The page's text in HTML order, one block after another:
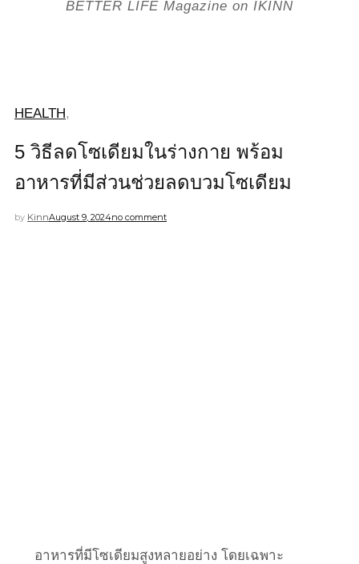
BETTER LIFE Magazine on IKINN
HEALTH,
5 วิธีลดโซเดียมในร่างกาย พร้อม
อาหารที่มีส่วนช่วยลดบวมโซเดียม
by KinnAugust 9, 2024no comment
อาหารที่มีโซเดียมสูงหลายอย่าง โดยเฉพาะ